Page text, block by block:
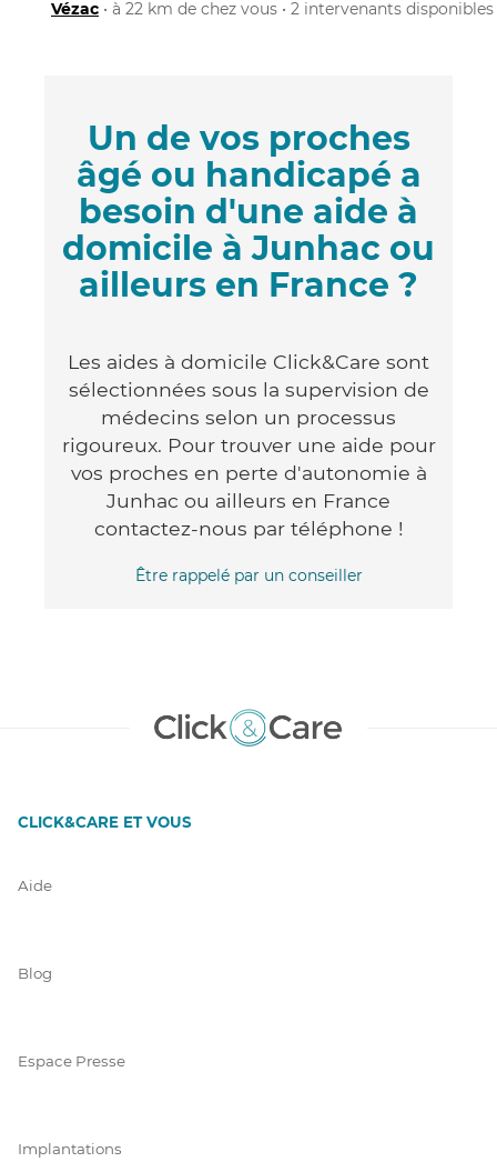
Vézac • à 22 km de chez vous • 2 intervenants disponibles
Un de vos proches
âgé ou handicapé a
besoin d'une aide à
domicile à Junhac ou
ailleurs en France ?
Les aides à domicile Click&Care sont
sélectionnées sous la supervision de
médecins selon un processus
rigoureux. Pour trouver une aide pour
vos proches en perte d'autonomie à
Junhac ou ailleurs en France
contactez-nous par téléphone !
Être rappelé par un conseiller
CLICK&CARE ET VOUS
Aide
Blog
Espace Presse
Implantations